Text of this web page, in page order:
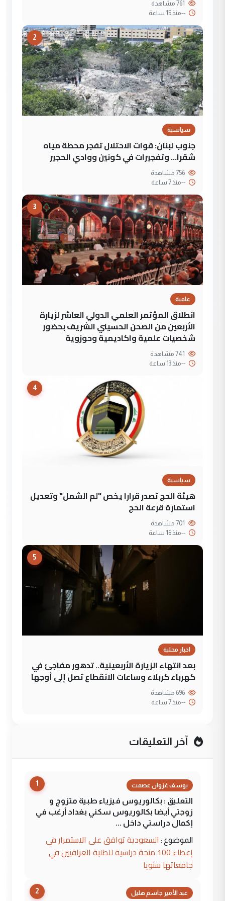
--منذ 15 ساعة
2
سياسية
جنوب لبنان: قوات الاحتلال تفجر محطة مياه
شقرا… وتفجيرات في كونين ووادي الحجير
--منذ 7 ساعة
3
علمية
انطلاق المؤتمر العلمي الدولي العاشر لزيارة
الأربعين من الصحن الحسيني الشريف بحضور
شخصيات علمية واكاديمية وحوزوية
--منذ 13 ساعة
4
سياسية
هيئة الحج تصدر قرارا يخص "لم الشمل" وتعديل
استمارة قرعة الحج
--منذ 16 ساعة
5
اخبار محلية
بعد انتهاء الزيارة الأربعينية.. تدهور مفاجئ في
كهرباء كربلاء وساعات الانقطاع تصل إلى أوجها
--منذ 7 ساعة
آخر التعليقات
1 يوسف غزوان عصمت
التعليق : بكالوريوس فيزياء طبية متزوج و
زوجتي أيضا بكالوريوس سكني بغداد أرغب في
إكمال دراستي داخل ...
الموضوع : السعودية توافق على الاستمرار في
إعطاء 100 منحة دراسية للطلبة العراقيين في
جامعاتها سنويا
2 عبد الأمير جاسم هليل